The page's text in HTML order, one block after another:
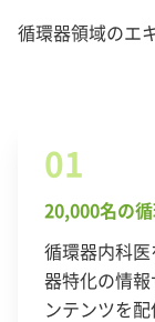
循環器領域のエ
01
20,000名の
循環器内科
器特化の情
ンテンツを配